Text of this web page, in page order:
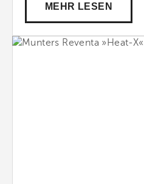
MEHR LESEN